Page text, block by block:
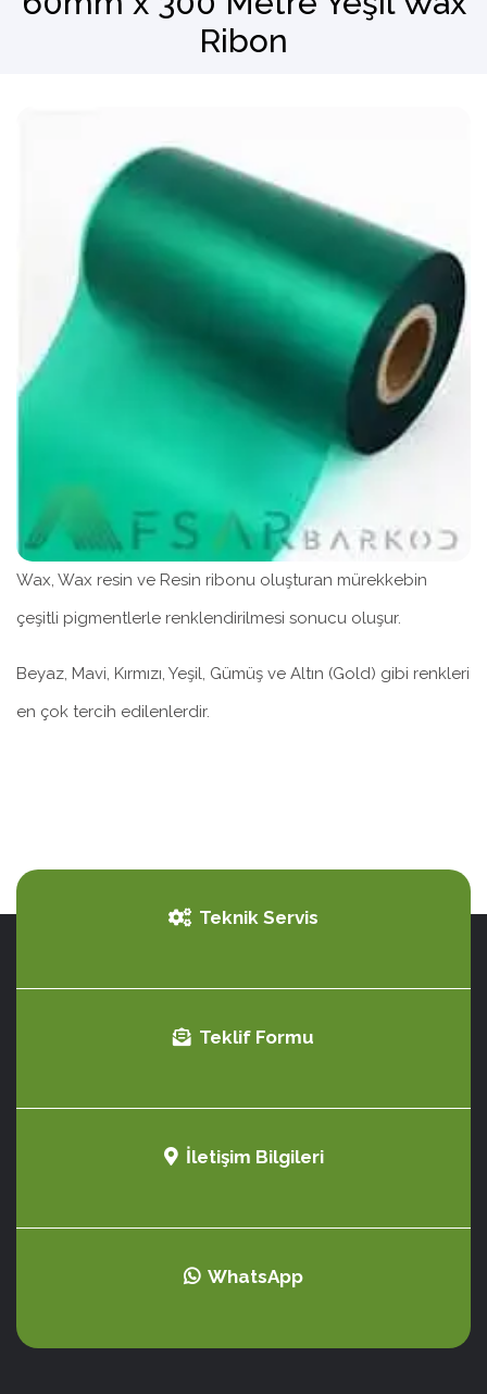
Ribon
Wax, Wax resin ve Resin ribonu oluşturan mürekkebin
çeşitli pigmentlerle renklendirilmesi sonucu oluşur.
Beyaz, Mavi, Kırmızı, Yeşil, Gümüş ve Altın (Gold) gibi renkleri
en çok tercih edilenlerdir.
Teknik Servis
Teklif Formu
İletişim Bilgileri
WhatsApp